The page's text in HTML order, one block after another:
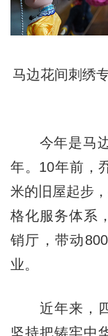
马边花间刺绣
今年是马边
年。10年前，
米的旧屋起步
格化服务体系
销厅，带动
业。
近年来，四
坚持把铸牢中